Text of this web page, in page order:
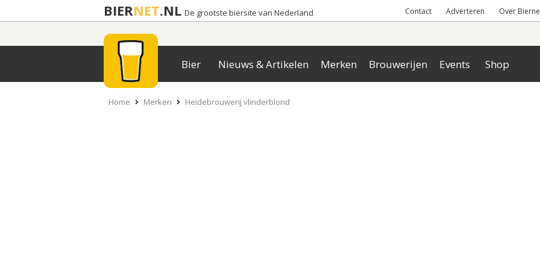
BIERNET.NL De grootste biersite van Nederland Contact Adverteren Over
Bier Nieuws & Artikelen Merken Brouwerijen Events Shop
Home Merken Heidebrouwerij vlinderblond